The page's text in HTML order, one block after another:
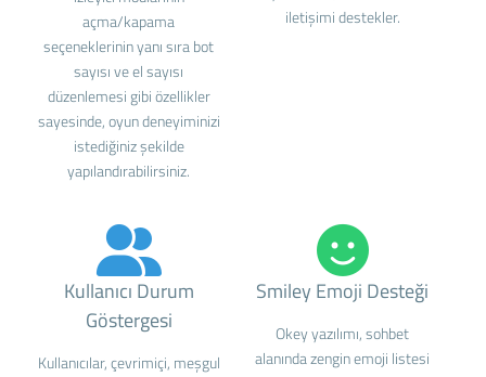
açma/kapama
seçeneklerinin yanı sıra bot
sayısı ve el sayısı
düzenlemesi gibi özellikler
sayesinde, oyun deneyiminizi
istediğiniz şekilde
yapılandırabilirsiniz.
iletişimi destekler.
Kullanıcı Durum
Göstergesi
Kullanıcılar, çevrimiçi, meşgul
Smiley Emoji Desteği
Okey yazılımı, sohbet
alanında zengin emoji listesi